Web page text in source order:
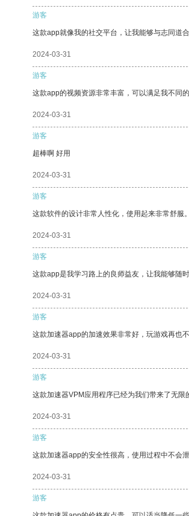
游客
这款app就像我的社交平台，让我能够与志同道合
2024-03-31
游客
这款app的视频资源非常丰富，可以满足我不同的
2024-03-31
游客
超棒啊 好用
2024-03-31
游客
这款软件的设计非常人性化，使用起来非常舒服。
2024-03-31
游客
这款app是我学习路上的良师益友，让我能够随
2024-03-31
游客
这款加速器app的加速效果非常好，玩游戏再也
2024-03-31
游客
这款加速器VPM应用程序已经为我们带来了无限
2024-03-31
游客
这款加速器app的安全性很高，使用过程中不会
2024-03-31
游客